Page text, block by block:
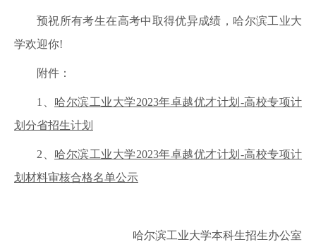
预祝所有考生在高考中取得优异成绩，哈尔滨工业大
学欢迎你!
附件：
1、 哈尔滨工业大学2023年卓越优才计划-高校专项计
划分省招生计划
2、 哈尔滨工业大学2023年卓越优才计划-高校专项计
划材料审核合格名单公示
哈尔滨工业大学本科生招生办公室